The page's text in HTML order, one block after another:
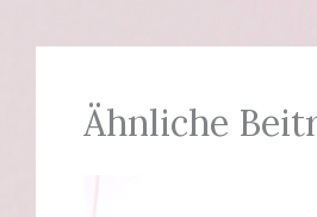
Ähnliche